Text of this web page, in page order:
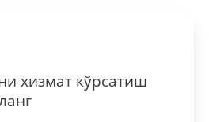
хизмат кўрсатиш